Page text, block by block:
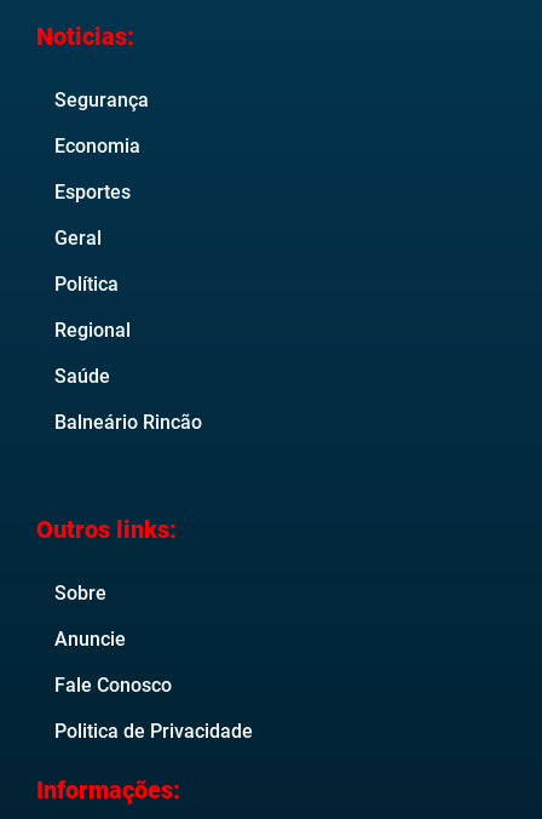
Noticias:
Segurança
Economia
Esportes
Geral
Política
Regional
Saúde
Balneário Rincão
Outros links:
Sobre
Anuncie
Fale Conosco
Politica de Privacidade
Informações: